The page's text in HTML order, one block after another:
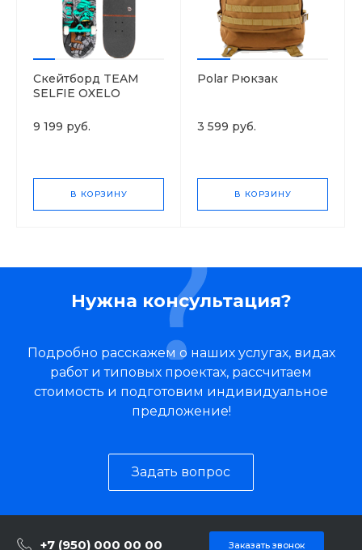
Скейтборд TEAM
SELFIE OXELO
9 199 руб.
В КОРЗИНУ
Polar Рюкзак
3 599 руб.
В КОРЗИНУ
Нужна консультация?
Подробно расскажем о наших услугах, видах
работ и типовых проектах, рассчитаем
стоимость и подготовим индивидуальное
предложение!
Задать вопрос
+7 (950) 000 00 00 Заказать звонок